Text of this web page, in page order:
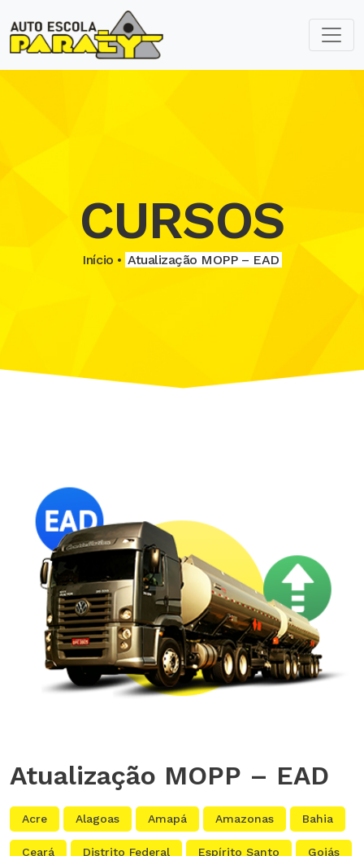
CURSOS
Início • Atualização MOPP – EAD
Atualização MOPP – EAD
Acre Alagoas Amapá Amazonas Bahia
Ceará Distrito Federal Espírito Santo Goiás